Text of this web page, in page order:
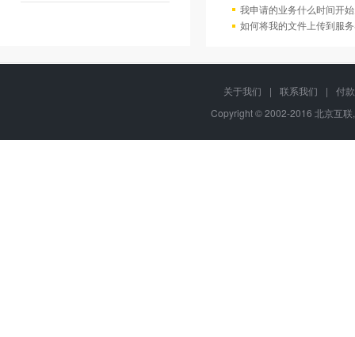
我申请的业务什么时间开
如何将我的文件上传到服
关于我们 | 联系我们 |
付
Copyright © 2002-2016 北京互